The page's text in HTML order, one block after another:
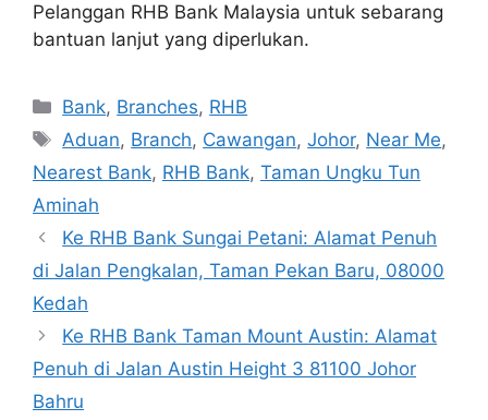
Pelanggan RHB Bank Malaysia untuk sebarang
bantuan lanjut yang diperlukan.
Categories
Bank, Branches, RHB
Tags
Aduan, Branch, Cawangan,Johor, Near Me,
Nearest Bank, RHB Bank, Taman Ungku Tun
Aminah
Ke RHB Bank Sungai Petani: Alamat Penuh
di Jalan Pengkalan, Taman Pekan Baru, 08000
Kedah
Ke RHB Bank Taman Mount Austin: Alamat
Penuh di Jalan Austin Height 3 81100 Johor
Bahru